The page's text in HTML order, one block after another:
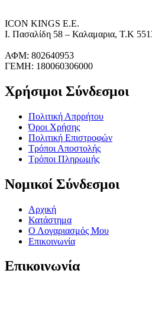
ICON KINGS Ε.Ε.
Ι. Πασαλίδη 58 – Καλαμαρια, Τ.Κ
ΑΦΜ: 802640953
ΓΕΜΗ: 180060306000
Χρήσιμοι Σύνδεσμοι
Πολιτική Απρρήτου
Όροι Χρήσης
Πολιτική Επιστροφών
Τρόποι Αποστολής
Τρόποι Πληρωμής
Νομικοί Σύνδεσμοι
Αρχική
Κατάστημα
Ο Λογαριασμός Μου
Επικοινωνία
Επικοινωνία